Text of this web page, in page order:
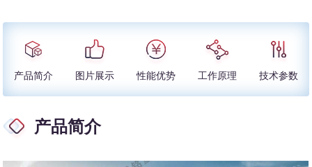
产品简介 图片展示 性能优势 工作原理 技术参数
产品简介